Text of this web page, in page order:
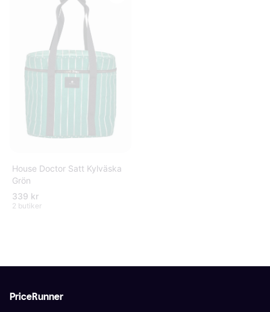
House Doctor Satt Kylväska
Grön
339 kr
2 butiker
PriceRunner